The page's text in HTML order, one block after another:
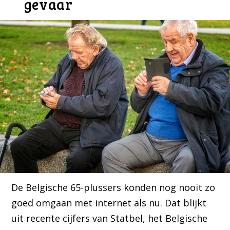
gevaar
De Belgische 65-plussers konden nog nooit zo
goed omgaan met internet als nu. Dat blijkt
uit recente cijfers van Statbel, het Belgische